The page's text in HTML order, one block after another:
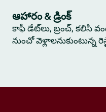
ఆహారం & డ్రింక్
కాఫీ డేట్‌లు, బ్రంచ్, కలిసి
నుంచో వెళ్లాలనుకుంటున్న